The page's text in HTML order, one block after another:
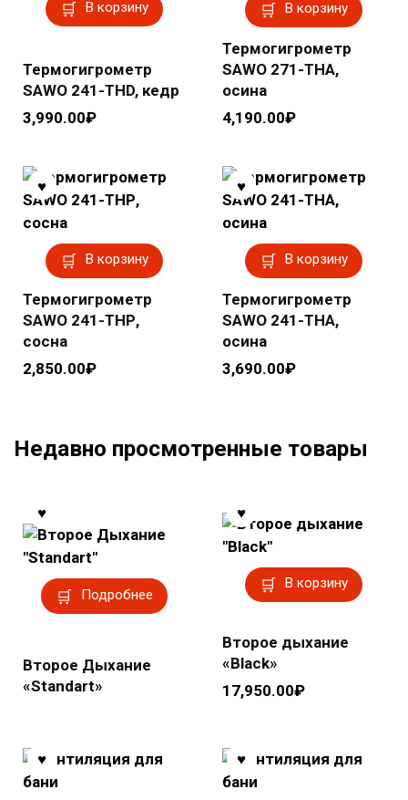
В корзину
Термогигрометр
SAWO 241-THD, кедр
3,990.00₽
В корзину
Термогигрометр
SAWO 271-THA,
осина
4,190.00₽
В корзину
Термогигрометр
SAWO 241-THР,
сосна
2,850.00₽
В корзину
Термогигрометр
SAWO 241-THА,
осина
3,690.00₽
Недавно просмотренные товары
Подробнее
Второе Дыхание
«Standart»
В корзину
Второе дыхание
«Black»
17,950.00₽